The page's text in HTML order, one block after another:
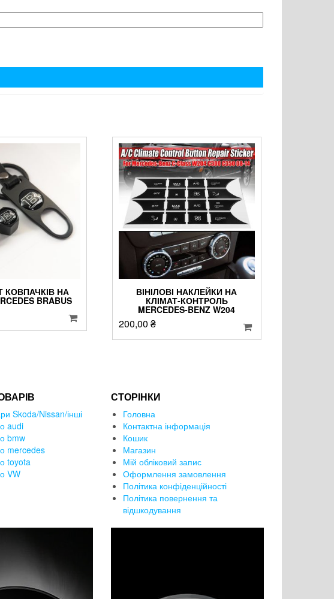
КОВПАЧКІВ НА
BRABUS
ВІНІЛОВІ НАКЛЕЙКИ НА
КЛІМАТ-КОНТРОЛЬ
MERCEDES-BENZ W204
200,00₴
Skoda/Nissan/інші
audi
bmw
mercedes
toyota
VW
СТОРІНКИ
Головна
Контактна інформація
Кошик
Магазин
Мій обліковий запис
Оформлення замовлення
Політика конфіденційності
Політика повернення та
відшкодування